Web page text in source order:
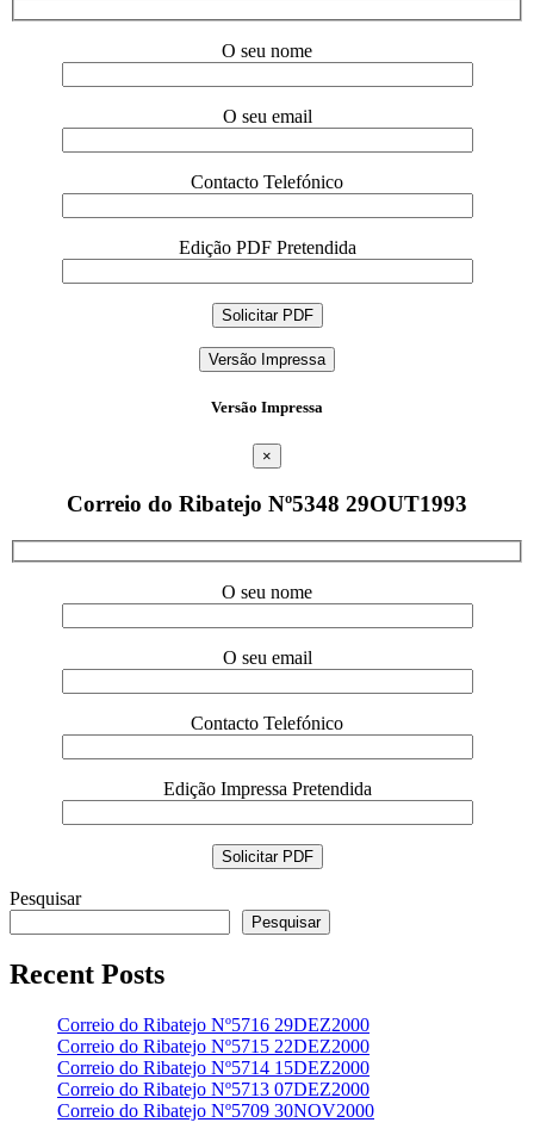
O seu nome
O seu email
Contacto Telefónico
Edição PDF Pretendida
Versão Impressa
Versão Impressa
×
Correio do Ribatejo Nº5348 29OUT1993
O seu nome
O seu email
Contacto Telefónico
Edição Impressa Pretendida
Pesquisar
Pesquisar
Recent Posts
Correio do Ribatejo Nº5716 29DEZ2000
Correio do Ribatejo Nº5715 22DEZ2000
Correio do Ribatejo Nº5714 15DEZ2000
Correio do Ribatejo Nº5713 07DEZ2000
Correio do Ribatejo Nº5709 30NOV2000